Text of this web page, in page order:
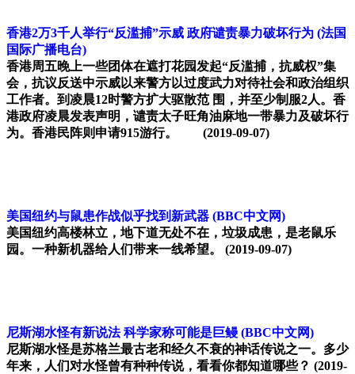
香港2万3千人举行“反滥捕”示威 政府谴责暴力破坏行为 (法国
国际广播电台)
香港周五晚上一些团体在遮打花园发起“反滥捕，抗威权”集
会，抗议反送中示威以来警方以过度武力对待社会和政治组织
工作者。到凌晨12时警方扩大驱散范 围，并至少制服2人。香
港政府凌晨发表声明，谴责太子旺角油麻地一带暴力及破坏行
为。香港民阵则申请915游行。 (2019-09-07)
美国纽约与鼠患作战似乎找到新武器 (BBC中文网)
美国纽约高楼林立，地下道无处不在，垃圾成患，是老鼠乐
园。一种新机器给人们带来一线希望。
(2019-09-07)
尼斯湖水怪有新说法 科学家称可能是巨鳗 (BBC中文网)
尼斯湖水怪是苏格兰最古老和经久不衰的神话传说之一。多少
年来，人们对水怪曾有种种传说，看看你都知道哪些？ (2019-